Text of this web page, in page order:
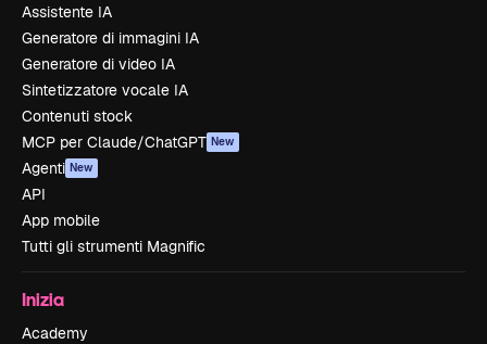
Assistente IA
Generatore di immagini IA
Generatore di video IA
Sintetizzatore vocale IA
Contenuti stock
MCP per Claude/ChatGPT New
Agenti New
API
App mobile
Tutti gli strumenti Magnific
Inizia
Academy